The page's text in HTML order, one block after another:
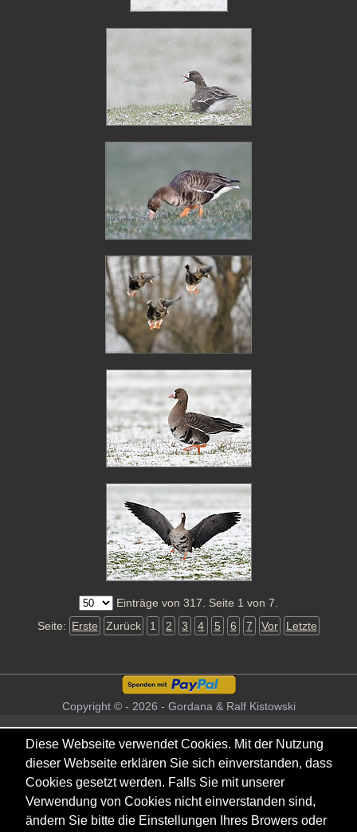
Einträge von 317. Seite 1 von 7.
Seite: Erste Zurück 1 2 3 4 5 6 7 Vor Letzte
Copyright © - 2026 - Gordana & Ralf Kistowski
Diese Webseite verwendet Cookies. Mit der Nutzung
dieser Webseite erklären Sie sich einverstanden, dass
Cookies gesetzt werden. Falls Sie mit unserer
Verwendung von Cookies nicht einverstanden sind,
ändern Sie bitte die Einstellungen Ihres Browers oder